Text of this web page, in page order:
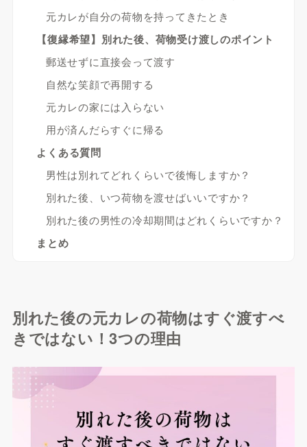
元カレが自分の荷物を持ってきたとき
【復縁希望】別れた後、荷物受け渡しのポイント
郵送せずに直接会って渡す
自然な笑顔で再開する
元カレの家には入らない
用が済んだらすぐに帰る
よくある質問
男性は別れてどれくらいで後悔しますか？
別れた後、いつ荷物を渡せばいいですか？
別れた後の男性の冷却期間はどれくらいですか？
まとめ
別れた後の元カレの荷物はすぐ渡すべ
きではない！3つの理由